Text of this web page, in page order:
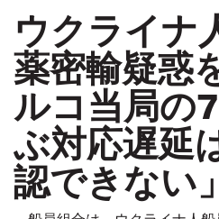
ウクライナ
薬密輸疑惑
ルコ当局の
ぶ対応遅延
認できない